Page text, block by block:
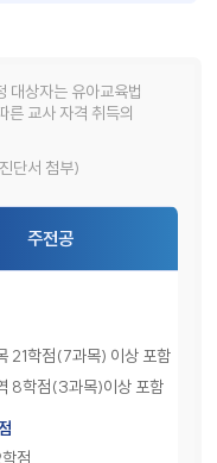
서울대학교 학칙」
균이 2.7 이상인
있다.
정해진 기간에
으로 교직 적성 및
생 소속 학장에게
정을 받은 학생을
직 적성 및 인성 검사
상자는 유아교육법
교사 자격 취득의
단서 첨부)
주전공
21학점(7과목) 이상 포함
8학점(3과목)이상 포함
점